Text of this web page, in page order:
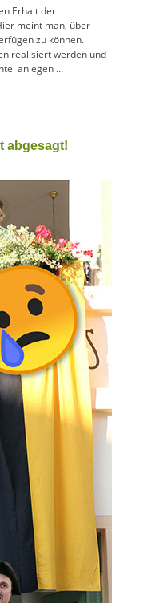
Erhalt der
meint man, über
zu können.
realisiert werden und
anlegen …
abgesagt!